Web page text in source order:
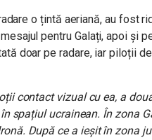
o țintă aeriană, au fost
pentru Galați, apoi și
doar pe radare, iar piloții
contact vizual cu ea, a
spațiul ucrainean. În zona
După ce a ieșit în zona